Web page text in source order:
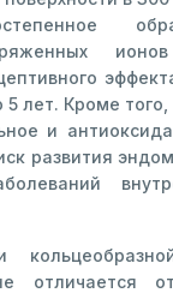
ионов
лет. Кроме того,
и
развития
отличается